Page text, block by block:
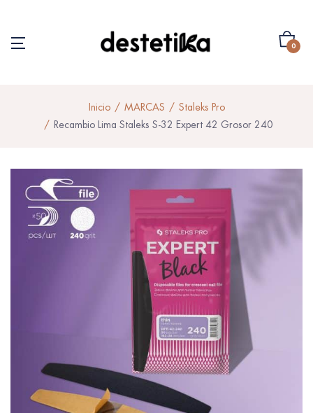
0
Inicio MARCAS
Staleks Pro
Recambio Lima Staleks S-32 Expert 42 Grosor 240